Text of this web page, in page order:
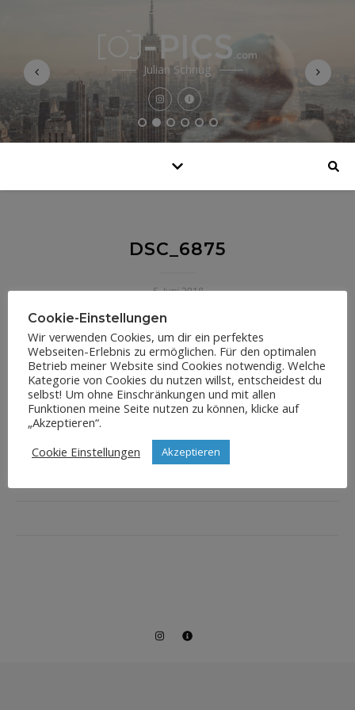
Julian Schnug
DSC_6875
5. Juni 2018
Cookie-Einstellungen
Wir verwenden Cookies, um dir ein perfektes
Webseiten-Erlebnis zu ermöglichen. Für den optimalen
Betrieb meiner Website sind Cookies notwendig. Welche
Kategorie von Cookies du nutzen willst, entscheidest du
selbst! Um ohne Einschränkungen und mit allen
Funktionen meine Seite nutzen zu können, klicke auf
„Akzeptieren“.
Cookie Einstellungen
Akzeptieren